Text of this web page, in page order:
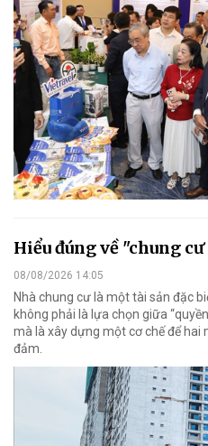
Hiểu đúng về "chung
08/08/2026 14:05
Nhà chung cư là một tài sản đặc
không phải là lựa chọn giữa
mà là xây dựng một cơ chế để hai
đảm.